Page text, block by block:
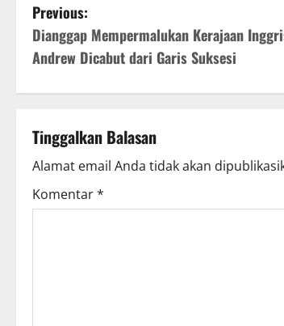
P
o
s
n
a
v
Previous:
Dianggap Mempermalukan Kerajaan
Andrew Dicabut dari Garis Suksesi
Tinggalkan Balasan
Alamat email Anda tidak akan
Komentar*